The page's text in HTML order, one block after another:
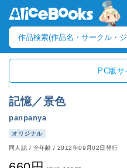
PC版サ
記憶／景色
panpanya
オリジナル
同人誌 / 全年齢/2012年09月02日発行